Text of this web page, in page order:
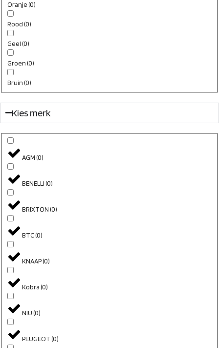
Oranje(0)
Rood(0)
Geel(0)
Groen(0)
Bruin(0)
Kies merk
AGM(0)
BENELLI(0)
BRIXTON(0)
BTC(0)
KNAAP(0)
Kobra(0)
NIU(0)
PEUGEOT(0)